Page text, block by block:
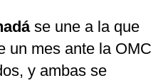
se une a la que
un mes ante la OMC
y ambas se